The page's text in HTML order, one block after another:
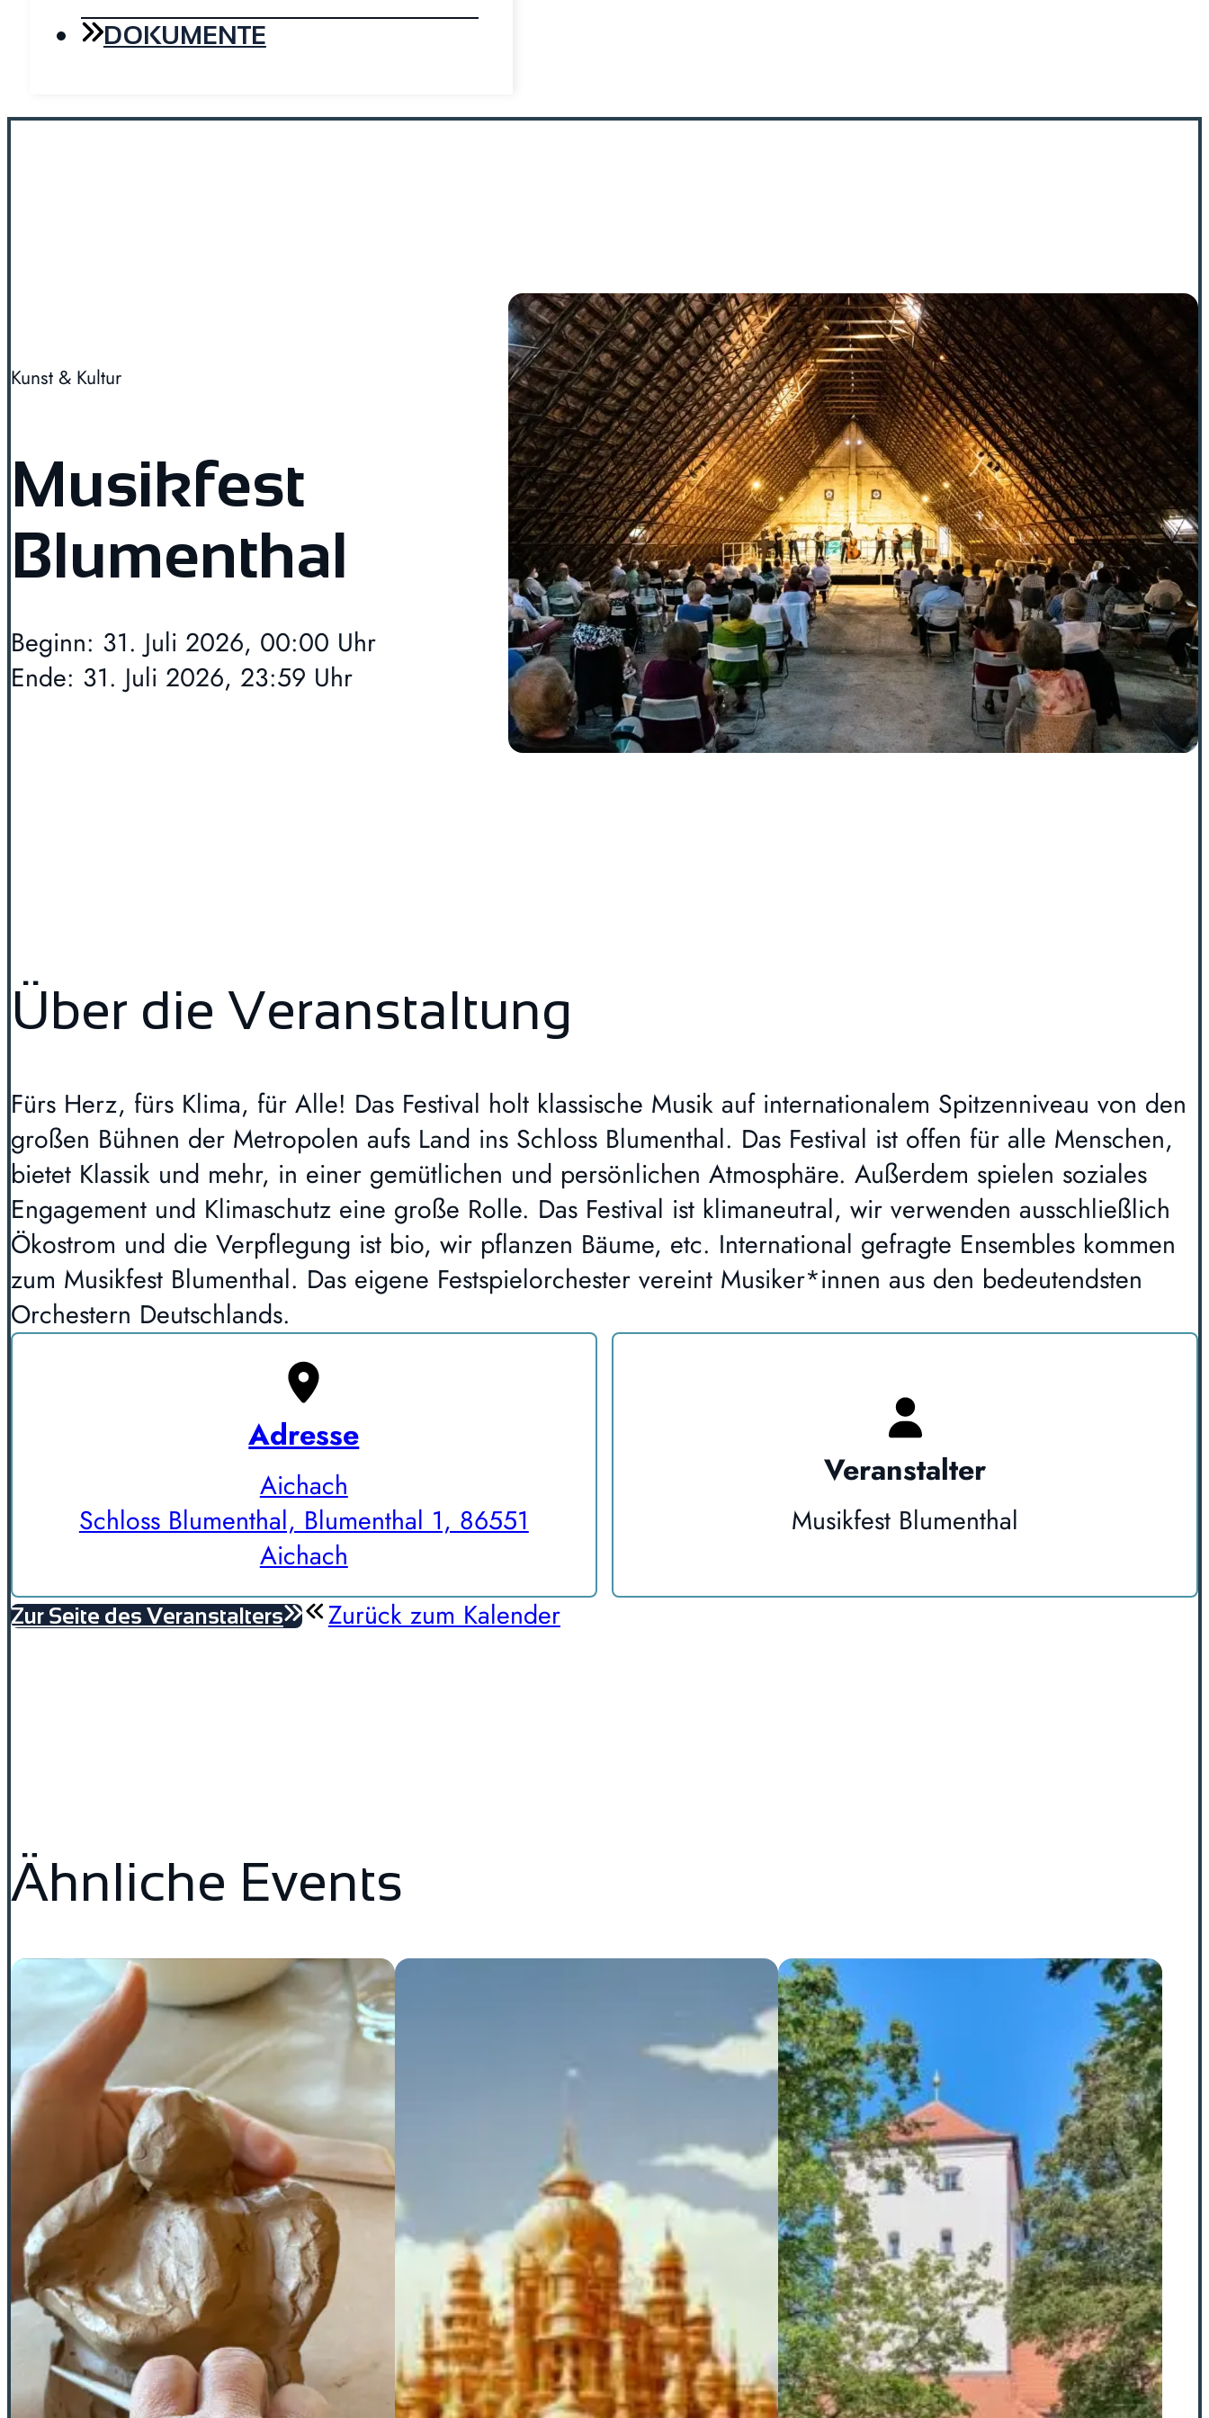
DOKUMENTE
Kunst & Kultur
Musikfest
Blumenthal
Beginn: 31. Juli 2026, 00:00 Uhr
Ende: 31. Juli 2026, 23:59 Uhr
Über die Veranstaltung
Fürs Herz, fürs Klima, für Alle! Das Festival holt klassische Musik auf internationalem Spitzenniveau von den
großen Bühnen der Metropolen aufs Land ins Schloss Blumenthal. Das Festival ist offen für alle Menschen,
bietet Klassik und mehr, in einer gemütlichen und persönlichen Atmosphäre. Außerdem spielen soziales
Engagement und Klimaschutz eine große Rolle. Das Festival ist klimaneutral, wir verwenden ausschließlich
Ökostrom und die Verpflegung ist bio, wir pflanzen Bäume, etc. International gefragte Ensembles kommen
zum Musikfest Blumenthal. Das eigene Festspielorchester vereint Musiker*innen aus den bedeutendsten
Orchestern Deutschlands.
Adresse
Aichach
Schloss Blumenthal, Blumenthal 1, 86551
Aichach
Veranstalter
Musikfest Blumenthal
Zur Seite des Veranstalters Zurück zum Kalender
Ähnliche Events